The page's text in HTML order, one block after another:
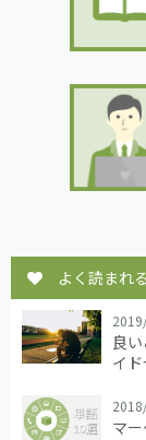
よく読まれ
良
イ
マ